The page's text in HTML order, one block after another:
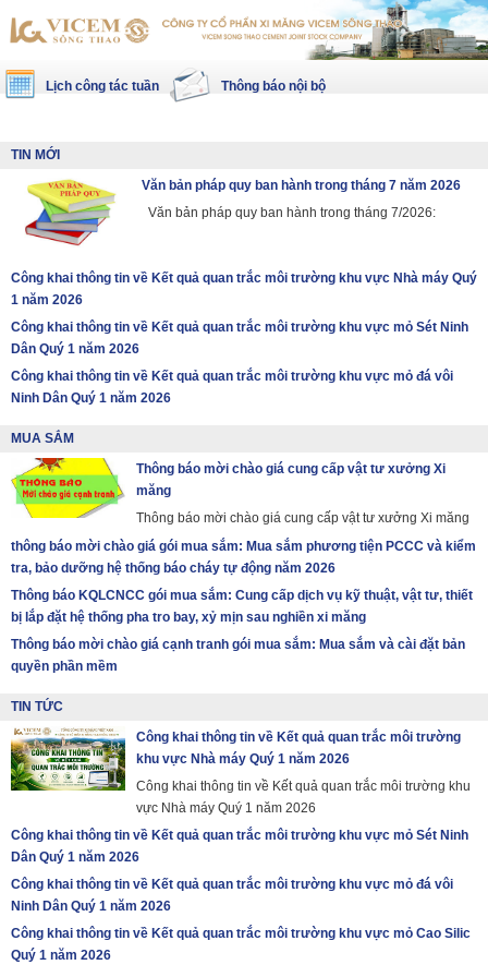
Lịch công tác tuần Thông báo nội bộ
TIN MỚI
Văn bản pháp quy ban hành trong tháng 7 năm 2026
Văn bản pháp quy ban hành trong tháng 7/2026:
Công khai thông tin về Kết quả quan trắc môi trường khu vực Nhà máy Quý
1 năm 2026
Công khai thông tin về Kết quả quan trắc môi trường khu vực mỏ Sét Ninh
Dân Quý 1 năm 2026
Công khai thông tin về Kết quả quan trắc môi trường khu vực mỏ đá vôi
Ninh Dân Quý 1 năm 2026
MUA SẮM
Thông báo mời chào giá cung cấp vật tư xưởng Xi
măng
Thông báo mời chào giá cung cấp vật tư xưởng Xi măng
thông báo mời chào giá gói mua sắm: Mua sắm phương tiện PCCC và kiểm
tra, bảo dưỡng hệ thống báo cháy tự động năm 2026
Thông báo KQLCNCC gói mua sắm: Cung cấp dịch vụ kỹ thuật, vật tư, thiết
bị lắp đặt hệ thống pha tro bay, xỷ mịn sau nghiền xi măng
Thông báo mời chào giá cạnh tranh gói mua sắm: Mua sắm và cài đặt bản
quyền phần mềm
TIN TỨC
Công khai thông tin về Kết quả quan trắc môi trường
khu vực Nhà máy Quý 1 năm 2026
Công khai thông tin về Kết quả quan trắc môi trường khu
vực Nhà máy Quý 1 năm 2026
Công khai thông tin về Kết quả quan trắc môi trường khu vực mỏ Sét Ninh
Dân Quý 1 năm 2026
Công khai thông tin về Kết quả quan trắc môi trường khu vực mỏ đá vôi
Ninh Dân Quý 1 năm 2026
Công khai thông tin về Kết quả quan trắc môi trường khu vực mỏ Cao Silic
Quý 1 năm 2026